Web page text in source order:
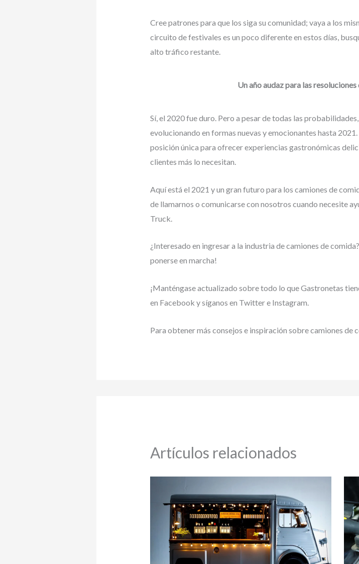
Cree patrones para que los siga su comunidad; vaya a los
circuito de festivales es un poco diferente en estos días,
alto tráfico restante.
Un año audaz para las
Sí, el 2020 fue duro. Pero a pesar de todas las
evolucionando en formas nuevas y emocionantes hasta
posición única para ofrecer experiencias gastronómicas
clientes más lo necesitan.
Aquí está el 2021 y un gran futuro para los camiones de
de llamarnos o comunicarse con nosotros cuando necesite
Truck.
¿Interesado en ingresar a la industria de camiones de
ponerse en marcha!
¡Manténgase actualizado sobre todo lo que Gastronetas
en Facebook y síganos en Twitter e Instagram.
Para obtener más consejos e inspiración sobre camiones de
Artículos relacionados